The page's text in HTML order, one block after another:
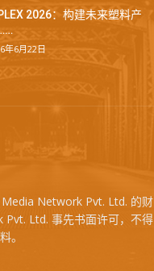
2026：构建未来塑料产
年6月22日
Network Pvt. Ltd. 的财
Ltd. 事先书面许可，不得
。